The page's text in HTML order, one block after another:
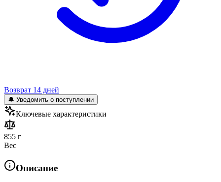
Возврат 14 дней
🔔 Уведомить о поступлении
Ключевые характеристики
855 г
Вес
Описание